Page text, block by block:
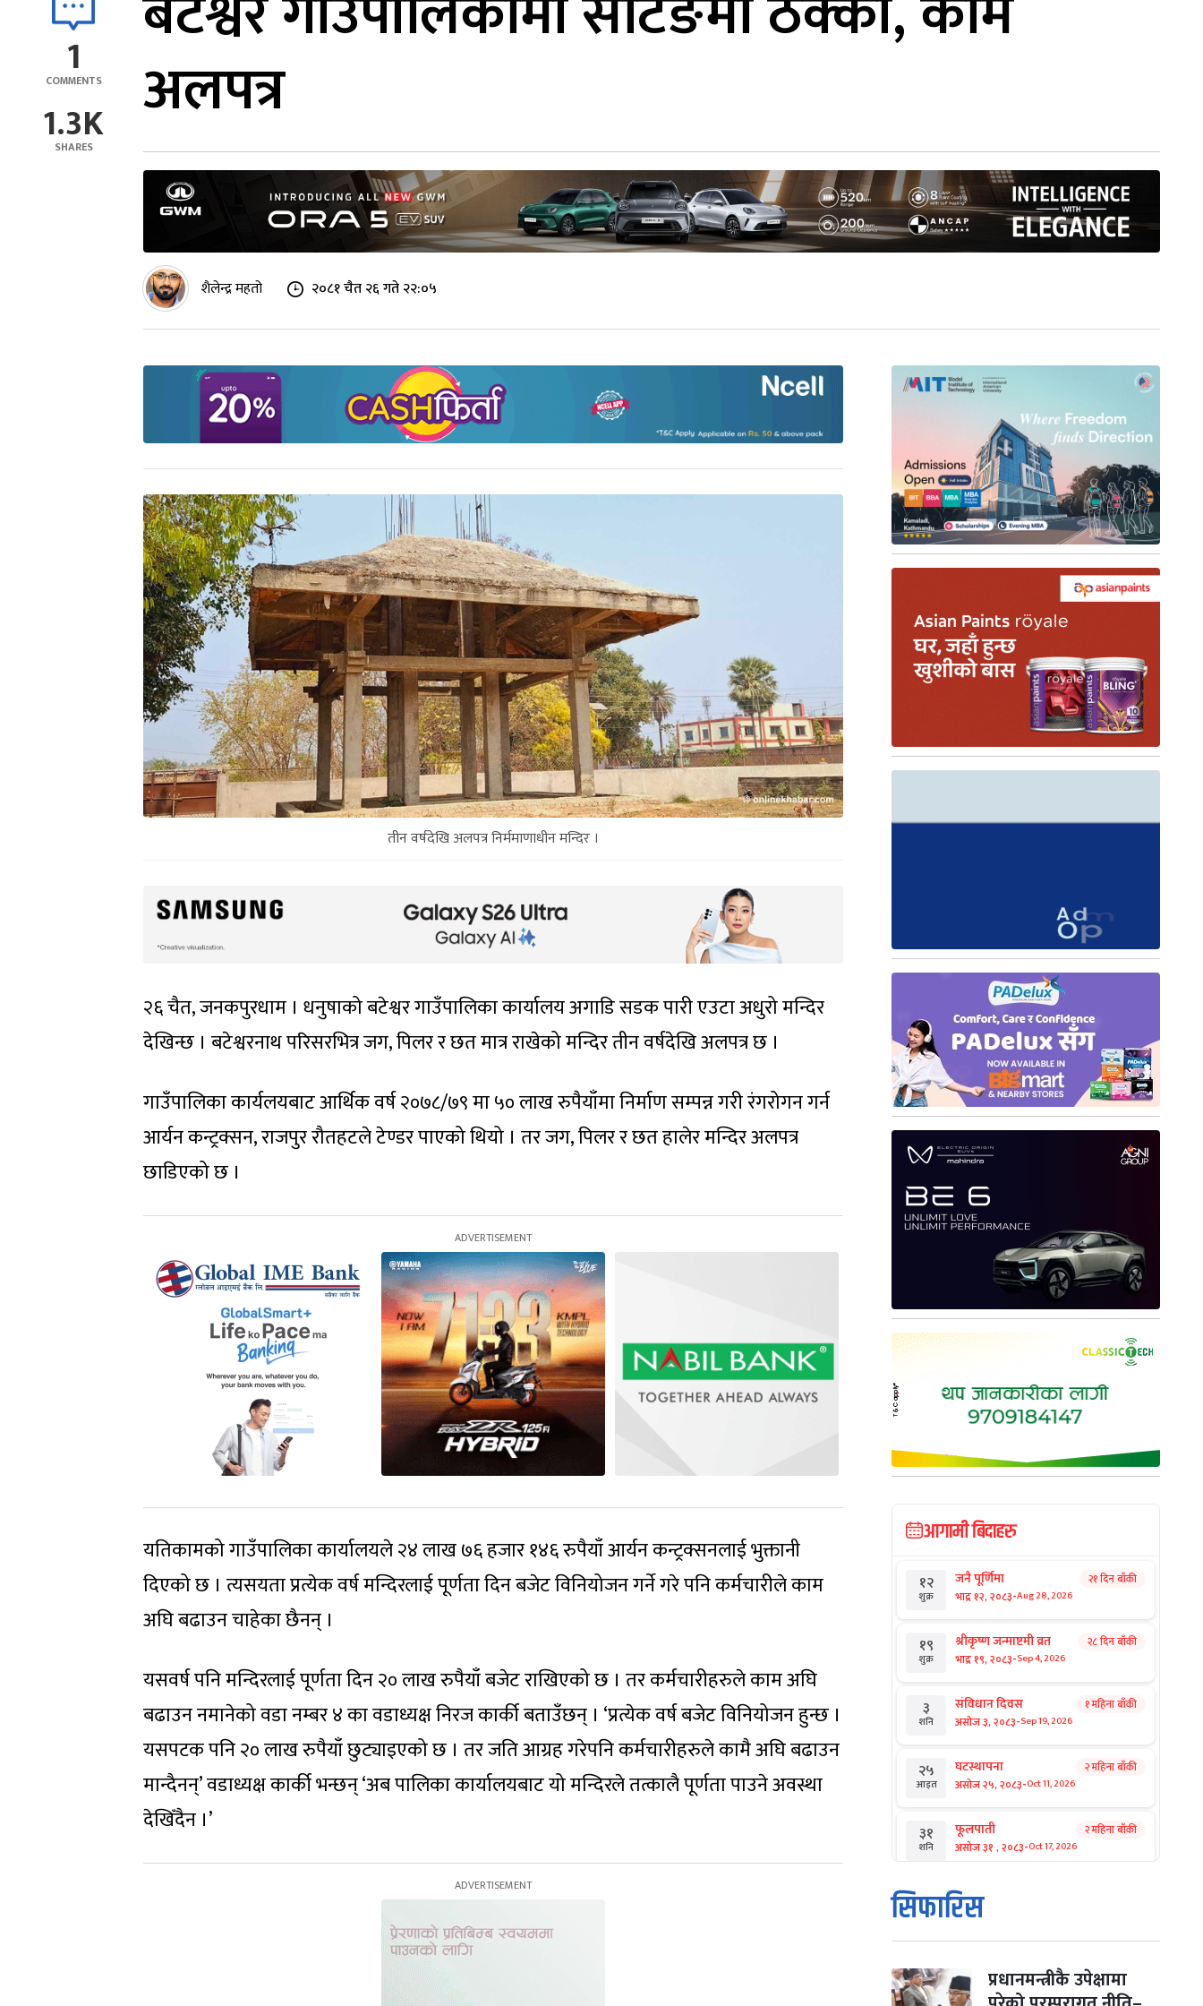
1
COMMENTS
1.3K
SHARES
अलपत्र
शैलेन्द्र महतो २०८१ चैत २६ गते २२:०५
तीन वर्षदेखि अलपत्र निर्ममाणाधीन मन्दिर ।
२६ चैत, जनकपुरधाम । धनुषाको बटेश्वर गाउँपालिका कार्यालय अगाडि सडक पारी एउटा अधुरो मन्दिर
देखिन्छ । बटेश्वरनाथ परिसरभित्र जग, पिलर र छत मात्र राखेको मन्दिर तीन वर्षदेखि अलपत्र छ ।
गाउँपालिका कार्यलयबाट आर्थिक वर्ष २०७८/७९ मा ५० लाख रुपैयाँमा निर्माण सम्पन्न गरी रंगरोगन गर्न
आर्यन कन्ट्रक्सन, राजपुर रौतहटले टेण्डर पाएको थियो । तर जग, पिलर र छत हालेर मन्दिर अलपत्र
छाडिएको छ ।
यतिकामको गाउँपालिका कार्यालयले २४ लाख ७६ हजार १४६ रुपैयाँ आर्यन कन्ट्रक्सनलाई भुक्तानी
दिएको छ । त्यसयता प्रत्येक वर्ष मन्दिरलाई पूर्णता दिन बजेट विनियोजन गर्ने गरे पनि कर्मचारीले काम
अघि बढाउन चाहेका छैनन् ।
यसवर्ष पनि मन्दिरलाई पूर्णता दिन २० लाख रुपैयाँ बजेट राखिएको छ । तर कर्मचारीहरुले काम अघि
बढाउन नमानेको वडा नम्बर ४ का वडाध्यक्ष निरज कार्की बताउँछन् । ‘प्रत्येक वर्ष बजेट विनियोजन हुन्छ ।
यसपटक पनि २० लाख रुपैयाँ छुट्याइएको छ । तर जति आग्रह गरेपनि कर्मचारीहरुले कामै अघि बढाउन
मान्दैनन्’ वडाध्यक्ष कार्की भन्छन् ‘अब पालिका कार्यालयबाट यो मन्दिरले तत्कालै पूर्णता पाउने अवस्था
देखिँदैन ।’
आगामी बिदाहरु
१२
शुक्र
जनै पूर्णिमा
भाद्र १२, २०८३-Aug 28, 2026
२१ दिन बाँकी
१९
शुक्र
श्रीकृष्ण जन्माष्टमी व्रत
भाद्र १९, २०८३-Sep 4, 2026
२८ दिन बाँकी
३
शनि
संविधान दिवस
असोज ३, २०८३-Sep 19, 2026
१ महिना बाँकी
२५
आइत
घटस्थापना
असोज २५, २०८३-Oct 11, 2026
२ महिना बाँकी
३१
शनि
फूलपाती
असोज ३१ , २०८३-Oct 17, 2026
२ महिना बाँकी
१
आइत
कार्तिक सङ्क्रान्ति
कार्तिक १, २०८३
मंगल कार्तिक ३, २०८३-Oct 20, 2026
सिफारिस
प्रधानमन्त्रीकै उपेक्षामा